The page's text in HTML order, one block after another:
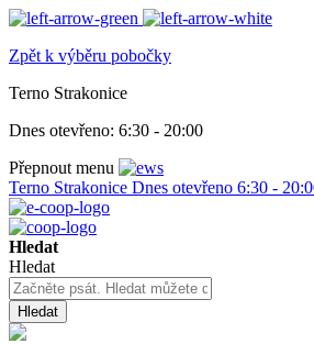
Zpět k výběru pobočky
Terno Strakonice
Dnes otevřeno: 6:30 - 20:00
Přepnout menu
Terno Strakonice Dnes otevřeno 6:30 -
Hledat
Hledat
Hledat